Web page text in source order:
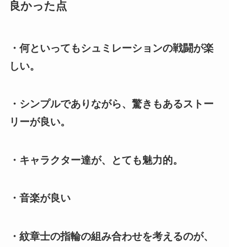
良かった点
・何といってもシュミレーションの戦闘が楽
しい。
・シンプルでありながら、驚きもあるストー
リーが良い。
・キャラクター達が、とても魅力的。
・音楽が良い
・紋章士の指輪の組み合わせを考えるのが、